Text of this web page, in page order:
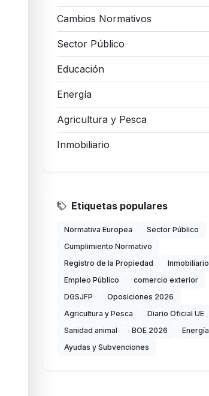
Cambios Normativos
Sector Público
Educación
Energía
Agricultura y Pesca
Inmobiliario
Etiquetas populares
Normativa Europea
Sector Público
Cumplimiento Normativo
Registro de la Propiedad
Inmobiliario
Empleo Público
comercio exterior
DGSJFP
Oposiciones 2026
Agricultura y Pesca
Diario Oficial UE
Sanidad animal
BOE 2026
Energía
Ayudas y Subvenciones